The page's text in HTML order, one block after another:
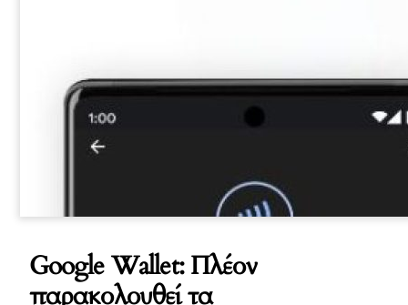
Google Wallet: Πλέον
παρακολουθεί τα